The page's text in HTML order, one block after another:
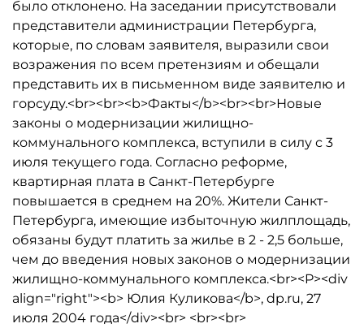
было отклонено. На заседании присутствовали
представители администрации Петербурга,
которые, по словам заявителя, выразили свои
возражения по всем претензиям и обещали
представить их в письменном виде заявителю и
горсуду.<br><br><b>Факты</b><br><br>Новые
законы о модернизации жилищно-
коммунального комплекса, вступили в силу с 3
июля текущего года. Согласно реформе,
квартирная плата в Санкт-Петербурге
повышается в среднем на 20%. Жители Санкт-
Петербурга, имеющие избыточную жилплощадь,
обязаны будут платить за жилье в 2 - 2,5 больше,
чем до введения новых законов о модернизации
жилищно-коммунального комплекса.<br><P><div
align="right"><b> Юлия Куликова</b>, dp.ru, 27
июля 2004 года</div><br> <br><br>